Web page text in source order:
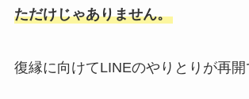
ただけじゃありません。
復縁に向けてLINEのやりとりが再